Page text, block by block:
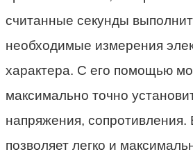
считанные секунды
необходимые измерения
характера. С его помощью
максимально точно
напряжения,
позволяет легко и